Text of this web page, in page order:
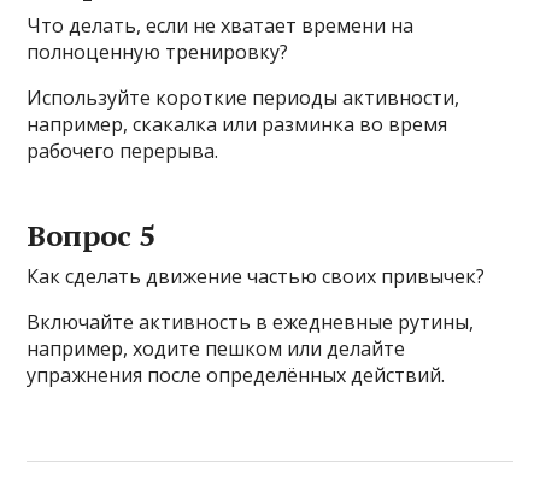
Что делать, если не хватает времени на
полноценную тренировку?
Используйте короткие периоды активности,
например, скакалка или разминка во время
рабочего перерыва.
Вопрос 5
Как сделать движение частью своих привычек?
Включайте активность в ежедневные рутины,
например, ходите пешком или делайте
упражнения после определённых действий.